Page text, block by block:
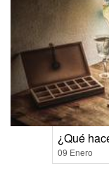
¿Qué
09 Enero